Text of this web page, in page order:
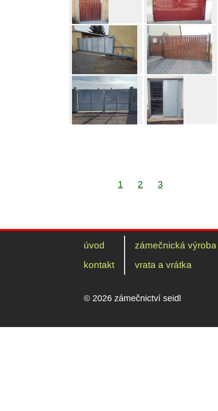
1 2 3
úvod
kontakt
zámečnická výroba
vrata a vrátka
© 2026 zámečnictví seidl